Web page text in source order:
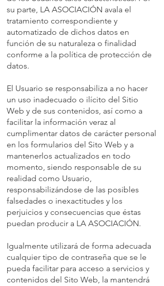
su parte, LA ASOCIACIÓN avala el
tratamiento correspondiente y
automatizado de dichos datos en
función de su naturaleza o finalidad
conforme a la política de protección de
datos.
El Usuario se responsabiliza a no hacer
un uso inadecuado o ilícito del Sitio
Web y de sus contenidos, así como a
facilitar la información veraz al
cumplimentar datos de carácter personal
en los formularios del Sito Web y a
mantenerlos actualizados en todo
momento, siendo responsable de su
realidad como Usuario,
responsabilizándose de las posibles
falsedades o inexactitudes y los
perjuicios y consecuencias que éstas
puedan producir a LA ASOCIACIÓN.
Igualmente utilizará de forma adecuada
cualquier tipo de contraseña que se le
pueda facilitar para acceso a servicios y
contenidos del Sito Web, la mantendrá